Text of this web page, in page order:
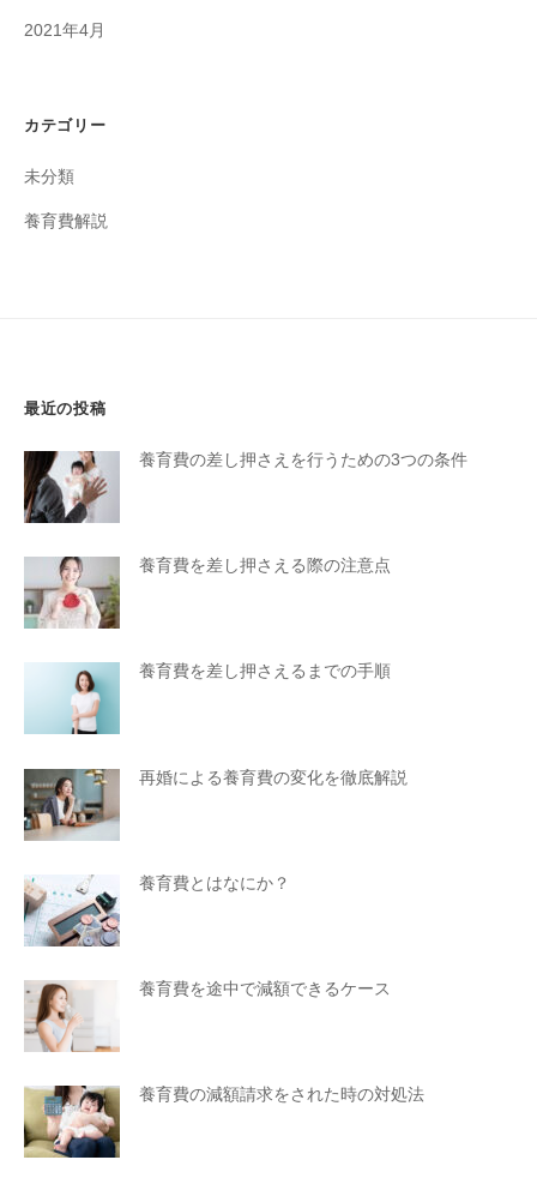
2021年4月
カテゴリー
未分類
養育費解説
最近の投稿
養育費の差し押さえを行うための3つの条件
養育費を差し押さえる際の注意点
養育費を差し押さえるまでの手順
再婚による養育費の変化を徹底解説
養育費とはなにか？
養育費を途中で減額できるケース
養育費の減額請求をされた時の対処法